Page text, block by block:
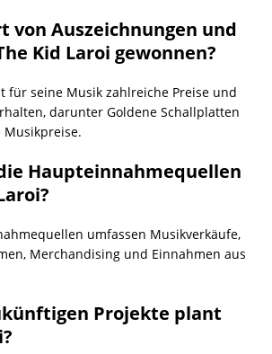
von Auszeichnungen und
Kid Laroi gewonnen?
für seine Musik zahlreiche Preise und
darunter Goldene Schallplatten
Haupteinnahmequellen
umfassen Musikverkäufe,
Merchandising und Einnahmen aus
Projekte plant